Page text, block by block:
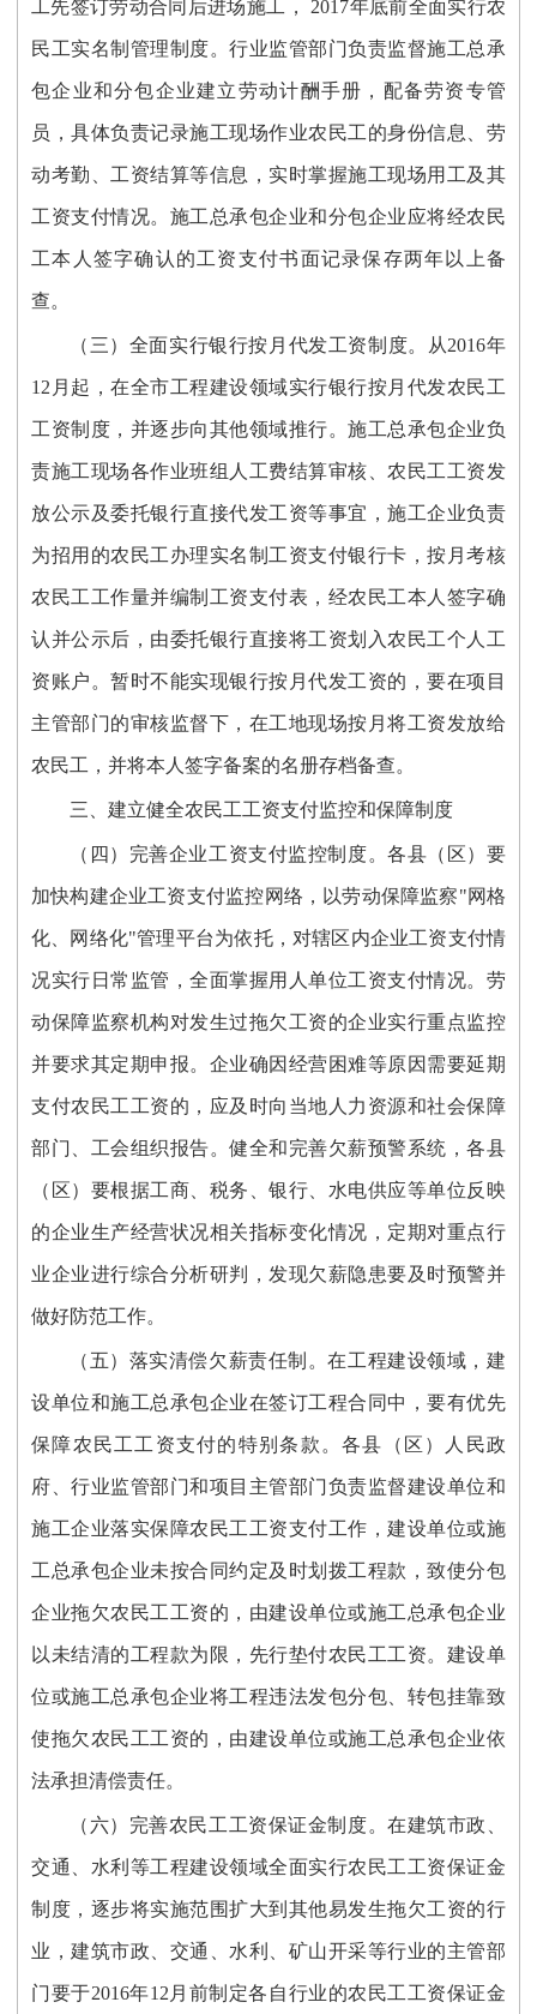
工先签订劳动合同后进场施工， 2017年底前全面实行农
民工实名制管理制度。行业监管部门负责监督施工总承
包企业和分包企业建立劳动计酬手册，配备劳资专管
员，具体负责记录施工现场作业农民工的身份信息、劳
动考勤、工资结算等信息，实时掌握施工现场用工及其
工资支付情况。施工总承包企业和分包企业应将经农民
工本人签字确认的工资支付书面记录保存两年以上备
查。
（三）全面实行银行按月代发工资制度。从2016年
12月起，在全市工程建设领域实行银行按月代发农民工
工资制度，并逐步向其他领域推行。施工总承包企业负
责施工现场各作业班组人工费结算审核、农民工工资发
放公示及委托银行直接代发工资等事宜，施工企业负责
为招用的农民工办理实名制工资支付银行卡，按月考核
农民工工作量并编制工资支付表，经农民工本人签字确
认并公示后，由委托银行直接将工资划入农民工个人工
资账户。暂时不能实现银行按月代发工资的，要在项目
主管部门的审核监督下，在工地现场按月将工资发放给
农民工，并将本人签字备案的名册存档备查。
三、建立健全农民工工资支付监控和保障制度
（四）完善企业工资支付监控制度。各县（区）要
加快构建企业工资支付监控网络，以劳动保障监察"网格
化、网络化"管理平台为依托，对辖区内企业工资支付情
况实行日常监管，全面掌握用人单位工资支付情况。劳
动保障监察机构对发生过拖欠工资的企业实行重点监控
并要求其定期申报。企业确因经营困难等原因需要延期
支付农民工工资的，应及时向当地人力资源和社会保障
部门、工会组织报告。健全和完善欠薪预警系统，各县
（区）要根据工商、税务、银行、水电供应等单位反映
的企业生产经营状况相关指标变化情况，定期对重点行
业企业进行综合分析研判，发现欠薪隐患要及时预警并
做好防范工作。
（五）落实清偿欠薪责任制。在工程建设领域，建
设单位和施工总承包企业在签订工程合同中，要有优先
保障农民工工资支付的特别条款。各县（区）人民政
府、行业监管部门和项目主管部门负责监督建设单位和
施工企业落实保障农民工工资支付工作，建设单位或施
工总承包企业未按合同约定及时划拨工程款，致使分包
企业拖欠农民工工资的，由建设单位或施工总承包企业
以未结清的工程款为限，先行垫付农民工工资。建设单
位或施工总承包企业将工程违法发包分包、转包挂靠致
使拖欠农民工工资的，由建设单位或施工总承包企业依
法承担清偿责任。
（六）完善农民工工资保证金制度。在建筑市政、
交通、水利等工程建设领域全面实行农民工工资保证金
制度，逐步将实施范围扩大到其他易发生拖欠工资的行
业，建筑市政、交通、水利、矿山开采等行业的主管部
门要于2016年12月前制定各自行业的农民工工资保证金